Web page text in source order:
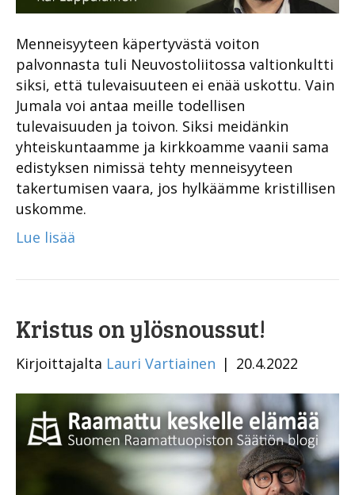
Menneisyyteen käpertyvästä voiton
palvonnasta tuli Neuvostoliitossa valtionkultti
siksi, että tulevaisuuteen ei enää uskottu. Vain
Jumala voi antaa meille todellisen
tulevaisuuden ja toivon. Siksi meidänkin
yhteiskuntaamme ja kirkkoamme vaanii sama
edistyksen nimissä tehty menneisyyteen
takertumisen vaara, jos hylkäämme kristillisen
uskomme.
Lue lisää
Kristus on ylösnoussut!
Kirjoittajalta Lauri Vartiainen | 20.4.2022